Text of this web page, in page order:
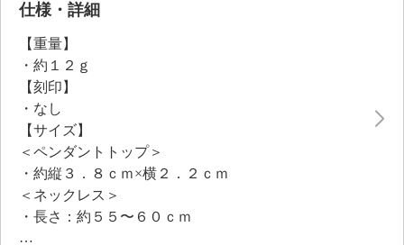
す。
仕様・詳細
【重量】
・約１２ｇ
【刻印】
・なし
【サイズ】
＜ペンダントトップ＞
・約縦３．８ｃｍ×横２．２ｃｍ
＜ネックレス＞
・長さ：約５５〜６０ｃｍ
【使用素材】